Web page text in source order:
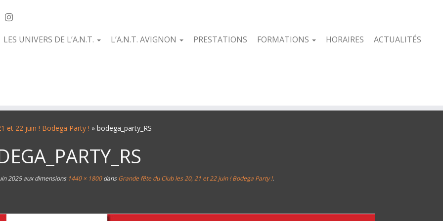
LES UNIVERS DE L’A.N.T. L’A.N.T. AVIGNON PRESTATIONS FORMATIONS HORAIRES
ACTUALITÉS
et 22 juin ! Bodega Party ! » bodega_party_RS
2025aux dimensions1440 × 1800dansGrande fête du Club les 20, 21 et 22 juin ! Bodega Party !.